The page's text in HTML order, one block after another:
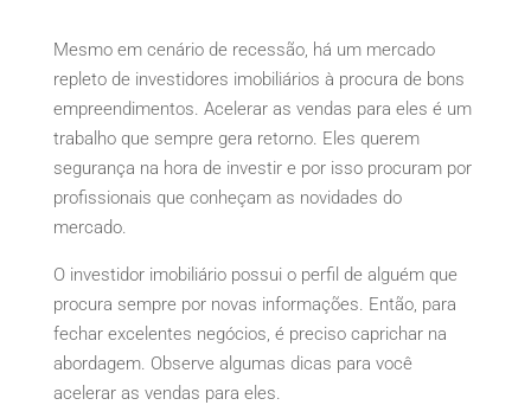
Mesmo em cenário de recessão, há um mercado
repleto de investidores imobiliários à procura de bons
empreendimentos. Acelerar as vendas para eles é um
trabalho que sempre gera retorno. Eles querem
segurança na hora de investir e por isso procuram por
profissionais que conheçam as novidades do
mercado.
O investidor imobiliário possui o perfil de alguém que
procura sempre por novas informações. Então, para
fechar excelentes negócios, é preciso caprichar na
abordagem. Observe algumas dicas para você
acelerar as vendas para eles.